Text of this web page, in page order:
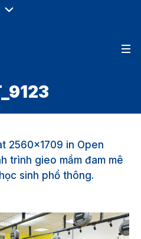
2560×1709 in Open
trình gieo mầm đam mê
sinh phổ thông.